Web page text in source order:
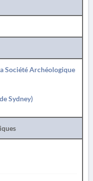
Société Archéologique
Sydney)